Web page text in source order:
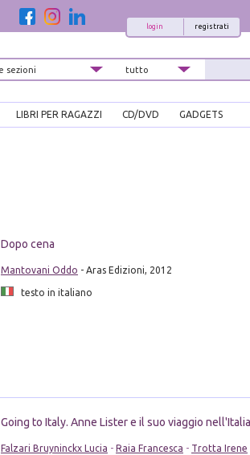
registrati
login
LIBRI PER RAGAZZI CD/DVD GADGETS
Dopo cena
Mantovani Oddo - Aras Edizioni, 2012
testo in italiano
Going to Italy. Anne Lister e il suo viaggio
Falzari Bruyninckx Lucia - Raia Francesca - Trotta Irene